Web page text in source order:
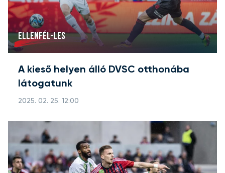
ELLENFÉL-LES
A kieső helyen álló DVSC otthonába
látogatunk
2025. 02. 25. 12:00